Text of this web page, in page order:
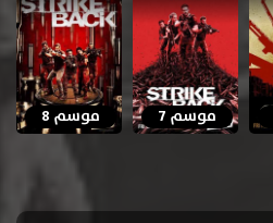
موسم 7 موسم 8